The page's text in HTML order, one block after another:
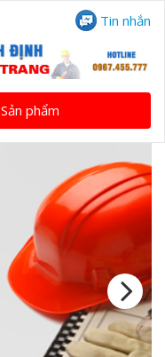
Tin nhắn
Sản phẩm